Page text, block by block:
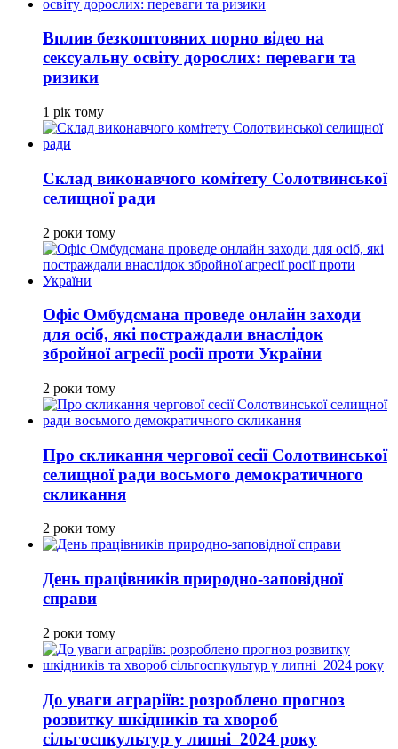
Вплив безкоштовних порно відео на
сексуальну освіту дорослих: переваги та
ризики
1 рік тому
Склад виконавчого комітету Солотвинської
селищної ради
2 роки тому
Офіс Омбудсмана проведе онлайн заходи
для осіб, які постраждали внаслідок
збройної агресії росії проти України
2 роки тому
Про скликання чергової сесії Солотвинської
селищної ради восьмого демократичного
скликання
2 роки тому
День працівників природно-заповідної
справи
2 роки тому
До уваги аграріїв: розроблено прогноз
розвитку шкідників та хвороб
сільгоспкультур у липні 2024 року